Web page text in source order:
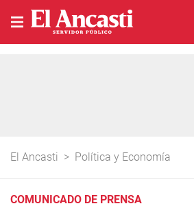
El Ancasti > Política y Economía
COMUNICADO DE PRENSA